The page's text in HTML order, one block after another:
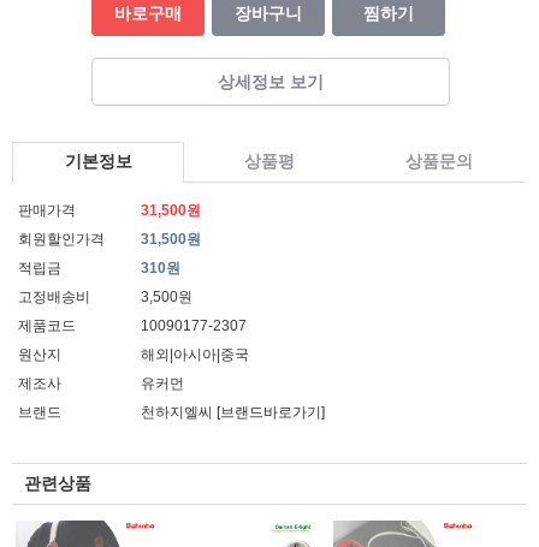
바로구매 장바구니 찜하기
상세정보 보기
기본정보 상품평 상품문의
판매가격
31,500원
회원할인가격
31,500원
적립금
310원
고정배송비
3,500원
제품코드
10090177-2307
원산지
해외|아시아|중국
제조사
유커먼
브랜드
천하지엘씨 [브랜드바로가기]
관련상품